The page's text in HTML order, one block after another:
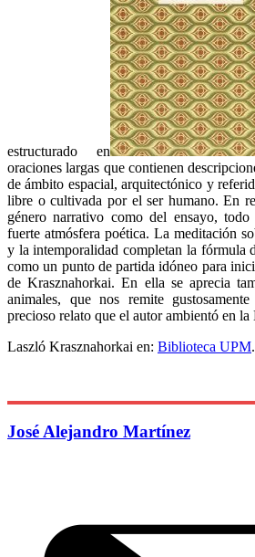
estructurado en
oraciones largas que contienen
de ámbito espacial, arquitectónico y
libre o cultivada por el ser humano. En
género narrativo como del ensayo,
fuerte atmósfera poética. La meditación
y la intemporalidad completan la fórmula
como un punto de partida idóneo para
de Krasznahorkai. En ella se aprecia
animales, que nos remite
precioso relato que el autor ambientó en la
Laszló Krasznahorkai en: Biblioteca UPM.
José Alejandro Martínez